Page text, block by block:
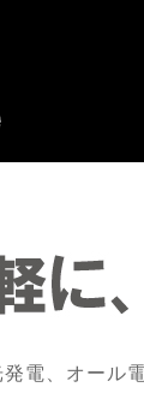
電、オール